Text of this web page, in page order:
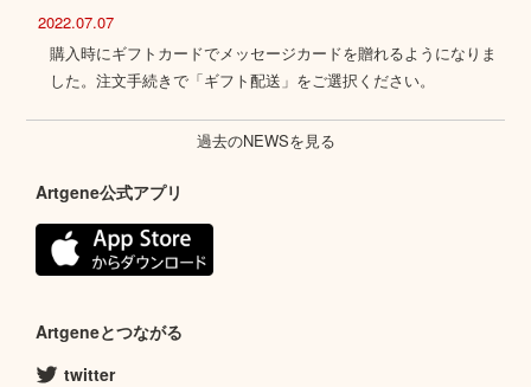
2022.07.07
購入時にギフトカードでメッセージカードを贈れるようになりま
した。注文手続きで「ギフト配送」をご選択ください。
過去のNEWSを見る
Artgene公式アプリ
Artgeneとつながる
twitter